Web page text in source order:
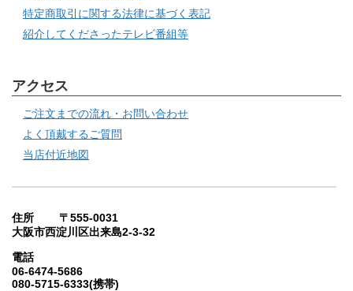
特定商取引に関する法律に基づく表記
紹介してくださったテレビ番組等
アクセス
ご注文までの流れ・お問い合わせ
よく頂戴するご質問
当店付近地図
住所 〒555-0031
大阪市西淀川区出来島2-3-32
電話
06-6474-5686
080-5715-6333(携帯)